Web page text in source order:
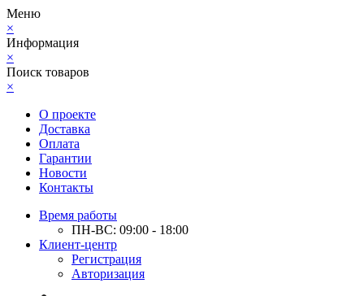
Меню
×
Информация
×
Поиск товаров
×
О проекте
Доставка
Оплата
Гарантии
Новости
Контакты
Время работы
ПН-ВС: 09:00 - 18:00
Клиент-центр
Регистрация
Авторизация